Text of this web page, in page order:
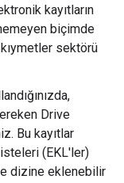
kayıtların
biçimde
sektörü
Drive
Bu kayıtlar
(EKL'ler)
dizine eklenebilir